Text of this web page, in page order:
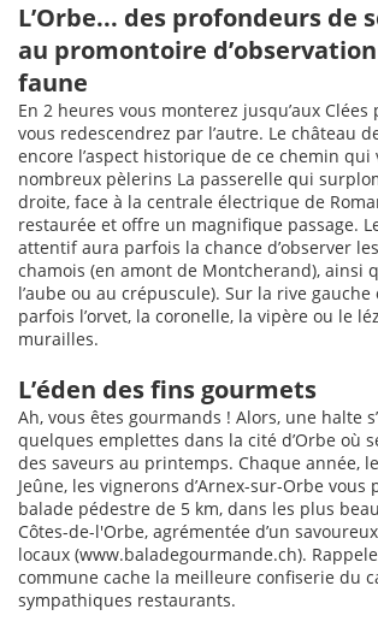
L’Orbe... des profondeurs de
au promontoire
faune
En 2 heures vous monterez jusqu’aux
vous redescendrez par l’autre. Le château
encore l’aspect historique de ce chemin qui
nombreux pèlerins La passerelle qui
droite, face à la centrale électrique de
restaurée et offre un magnifique passage.
attentif aura parfois la chance d’observer
chamois (en amont de Montcherand), ainsi
l’aube ou au crépuscule). Sur la rive
parfois l’orvet, la coronelle, la vipère ou le
murailles.
L’éden des fins gourmets
Ah, vous êtes gourmands ! Alors, une halte
quelques emplettes dans la cité d’Orbe où
des saveurs au printemps. Chaque année,
Jeûne, les vignerons d’Arnex-sur-Orbe vous
balade pédestre de 5 km, dans les plus
Côtes-de-l'Orbe, agrémentée d’un
locaux (www.baladegourmande.ch).
commune cache la meilleure confiserie du
sympathiques restaurants.